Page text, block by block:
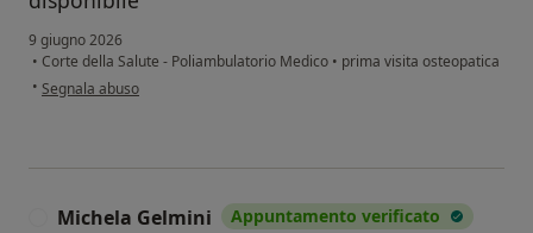
9 giugno 2026
• Corte della Salute - Poliambulatorio Medico • prima visita osteopatica
• secondo l'opinione dell'utente Valerio carcano
Segnala abuso
Michela Gelmini Appuntamento verificato